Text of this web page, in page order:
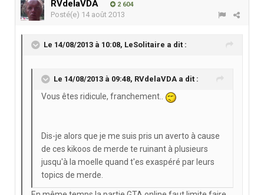
RVdelaVDA 2 604
Posté(e) 14 août 2013
Le 14/08/2013 à 10:08, LeSolitaire a dit :
Le 14/08/2013 à 09:48, RVdelaVDA a dit :
Vous êtes ridicule, franchement..
Dis-je alors que je me suis pris un averto à cause
de ces kikoos de merde te ruinant à plusieurs
jusqu'à la moelle quand t'es exaspéré par leurs
topics de merde.